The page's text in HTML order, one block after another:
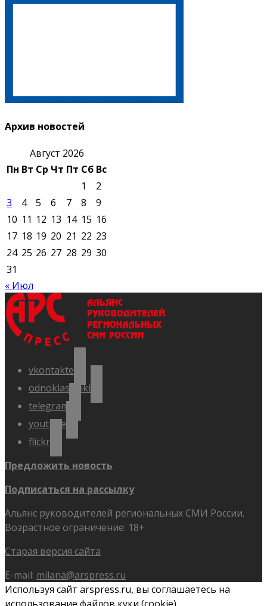
Архив новостей
Август 2026
Пн Вт Ср Чт Пт Сб Вс
1
2
3
4 5 6 7 8
9
10 11 12 13 14 15 16
17 18 19 20 21 22 23
24 25 26 27 28 29 30
31
« Июл
vkontakte
odnoklassniki
telegram
youtube
flickr
Предложить новость
Подписаться на рассылку
Альянс руководителей региональных СМИ России.
Возрастное ограничение: 18+
Старая версия сайта
E-mail: milana@arspress.ru
Используя сайт arspress.ru, вы соглашаетесь на